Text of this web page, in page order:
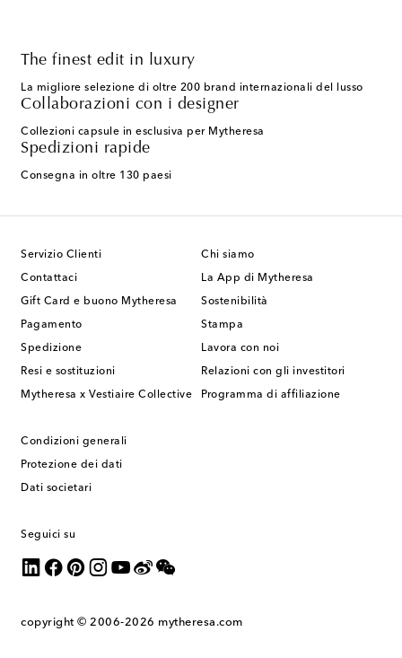
The finest edit in luxury
La migliore selezione di oltre 200 brand internazionali del lusso
Collaborazioni con i designer
Collezioni capsule in esclusiva per Mytheresa
Spedizioni rapide
Consegna in oltre 130 paesi
Servizio Clienti
Contattaci
Gift Card e buono Mytheresa
Pagamento
Spedizione
Resi e sostituzioni
Mytheresa x Vestiaire Collective
Chi siamo
La App di Mytheresa
Sostenibilità
Stampa
Lavora con noi
Relazioni con gli investitori
Programma di affiliazione
Condizioni generali
Protezione dei dati
Dati societari
Seguici su
copyright © 2006-2026 mytheresa.com